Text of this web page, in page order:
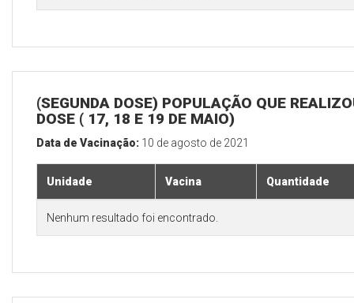
(SEGUNDA DOSE) POPULAÇÃO QUE
DOSE ( 17, 18 E 19 DE MAIO)
Data de Vacinação: 10 de agosto de 2021
Unidade Vacina Quantidade
Nenhum resultado foi encontrado.